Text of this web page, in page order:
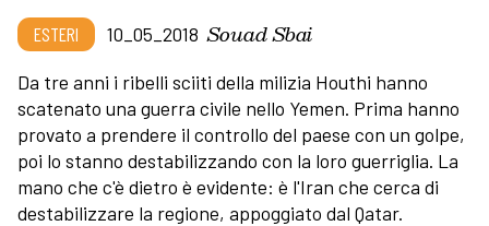
ESTERI 10_05_2018 Souad Sbai
Da tre anni i ribelli sciiti della milizia Houthi hanno
scatenato una guerra civile nello Yemen. Prima hanno
provato a prendere il controllo del paese con un golpe,
poi lo stanno destabilizzando con la loro guerriglia. La
mano che c'è dietro è evidente: è l'Iran che cerca di
destabilizzare la regione, appoggiato dal Qatar.